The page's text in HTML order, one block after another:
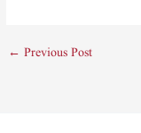
← Previous Post